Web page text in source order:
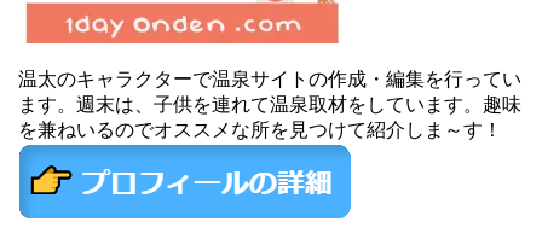
温太のキャラクターで温泉サイトの作成・編集を行ってい
ます。週末は、子供を連れて温泉取材をしています。趣味
を兼ねいるのでオススメな所を見つけて紹介しま～す！